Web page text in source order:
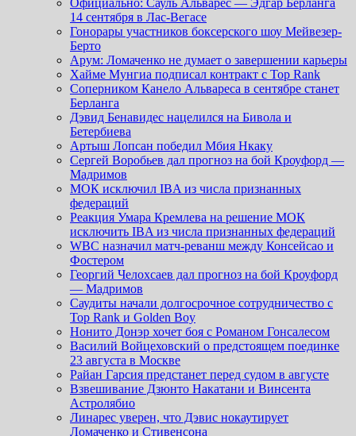
Официально: Сауль Альварес — Эдгар Берланга
14 сентября в Лас-Вегасе
Гонорары участников боксерского шоу Мейвезер-
Берто
Арум: Ломаченко не думает о завершении карьеры
Хайме Мунгиа подписал контракт с Top Rank
Соперником Канело Альвареса в сентябре станет
Берланга
Дэвид Бенавидес нацелился на Бивола и
Бетербиева
Артыш Лопсан победил Мбия Нкаку
Сергей Воробьев дал прогноз на бой Кроуфорд —
Мадримов
МОК исключил IBA из числа признанных
федераций
Реакция Умара Кремлева на решение МОК
исключить IBA из числа признанных федераций
WBC назначил матч-реванш между Консейсао и
Фостером
Георгий Челохсаев дал прогноз на бой Кроуфорд
— Мадримов
Саудиты начали долгосрочное сотрудничество с
Top Rank и Golden Boy
Нонито Донэр хочет боя с Романом Гонсалесом
Василий Войцеховский о предстоящем поединке
23 августа в Москве
Райан Гарсия предстанет перед судом в августе
Взвешивание Дзюнто Накатани и Винсента
Астролябио
Линарес уверен, что Дэвис нокаутирует
Ломаченко и Стивенсона